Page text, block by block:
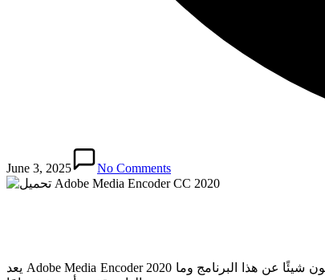
June 3, 2025 No Comments
يعد Adobe Media Encoder 2020 أداة حيوية للمصممين ومنتجي الفيديو، وهو برنامج يسهل تحرير الفيديو وتصميمه وتحريره بشكل احترافي. لكن الكثير من الأشخاص ما زالوا لا يعرفون شيئًا عن هذا البرنامج وما